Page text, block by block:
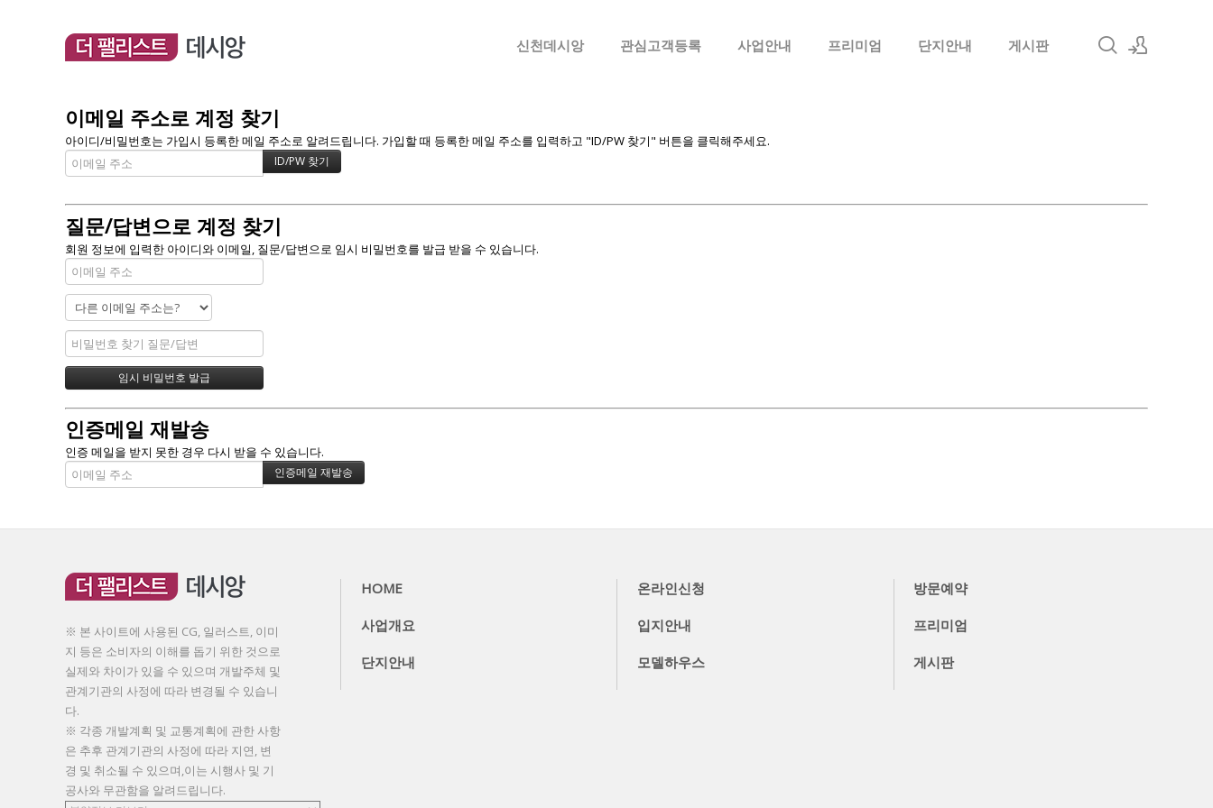
신천데시앙 관심고객등록 사업안내 프리미엄 단지안내 게시판
이메일 주소로 계정 찾기
아이디/비밀번호는 가입시 등록한 메일 주소로 알려드립니다. 가입할 때 등록한 메일 주소를 입력하고 "ID/PW 찾기" 버튼을 클릭해주세요.
질문/답변으로 계정 찾기
회원 정보에 입력한 아이디와 이메일, 질문/답변으로 임시 비밀번호를 발급 받을 수 있습니다.
인증메일 재발송
인증 메일을 받지 못한 경우 다시 받을 수 있습니다.
※ 본 사이트에 사용된 CG, 일러스트, 이미
지 등은 소비자의 이해를 돕기 위한 것으로
실제와 차이가 있을 수 있으며 개발주체 및
관계기관의 사정에 따라 변경될 수 있습니
다.
※ 각종 개발계획 및 교통계획에 관한 사항
은 추후 관계기관의 사정에 따라 지연, 변
경 및 취소될 수 있으며,이는 시행사 및 기
공사와 무관함을 알려드립니다.
HOME 온라인신청 방문예약
사업개요 입지안내 프리미엄
단지안내 모델하우스 게시판